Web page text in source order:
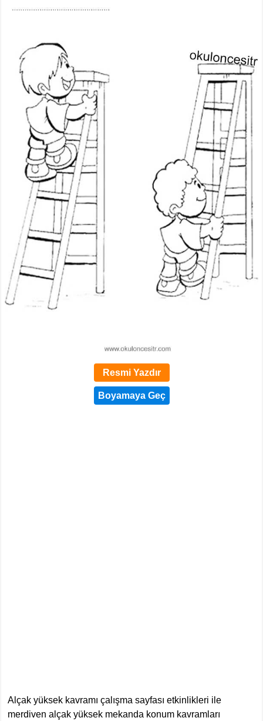
Resmi Yazdır
Alçak yüksek kavramı çalışma sayfası etkinlikleri ile
merdiven alçak yüksek mekanda konum kavramları